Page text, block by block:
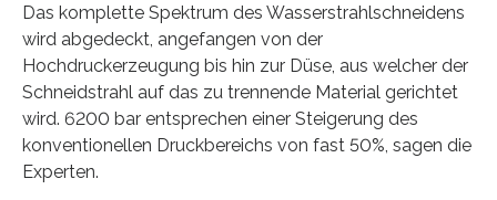
Das komplette Spektrum des Wasserstrahlschneidens
wird abgedeckt, angefangen von der
Hochdruckerzeugung bis hin zur Düse, aus welcher der
Schneidstrahl auf das zu trennende Material gerichtet
wird. 6200 bar entsprechen einer Steigerung des
konventionellen Druckbereichs von fast 50%, sagen die
Experten.